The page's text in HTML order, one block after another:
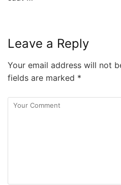
Leave a Reply
Your email address will not
fields are marked *